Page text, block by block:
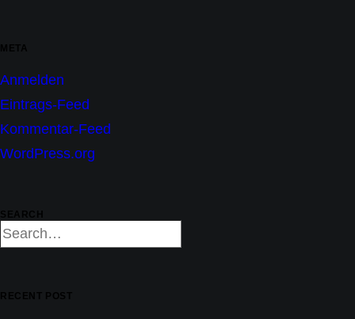
META
Anmelden
Eintrags-Feed
Kommentar-Feed
WordPress.org
SEARCH
RECENT POST